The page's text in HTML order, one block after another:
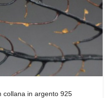
collana in argento 925